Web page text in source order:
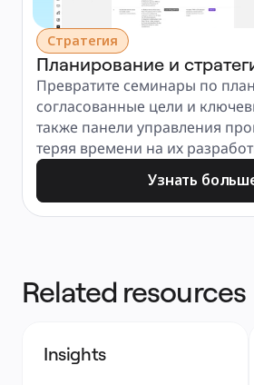
Стратегия
Планирование и
Превратите семинары по
согласованные цели и
также панели управления
теряя времени на их
Узнать
Related resources
Insights